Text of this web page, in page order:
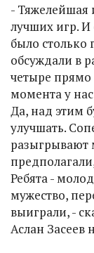
- Тяжелейшая
лучших игр. И
было столько
обсуждали в
четыре прямо
момента у
Да, над этим
улучшать.
разыгрывают
Ребята -
мужество,
выиграли, -
Аслан Засеев